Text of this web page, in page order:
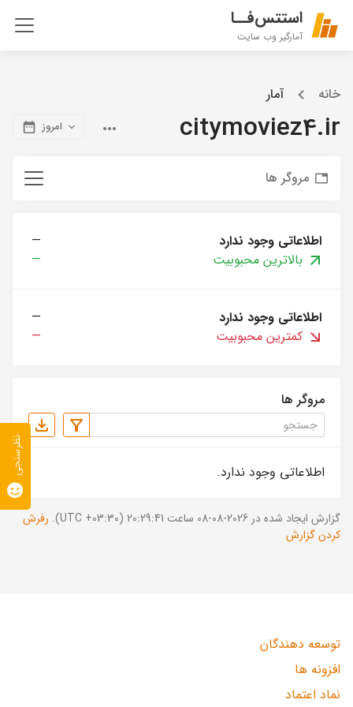
استتس‌فــا
آمارگیر وب سایت
خانه آمار
citymoviez4.ir امروز
مروگر ها
اطلاعاتی وجود ندارد
—
بالاترین محبوبیت
—
اطلاعاتی وجود ندارد
—
کمترین محبوبیت
—
مروگر ها
اطلاعاتی وجود ندارد.
گزارش ایجاد شده در 2026-08-08 ساعت 20:29:41 (UTC +03:30).
رفرش
کردن گزارش
توسعه دهندگان
افزونه ها
نماد اعتماد
نظرسنجی